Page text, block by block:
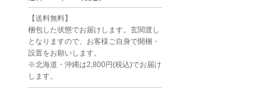
【送料無料】
梱包した状態でお届けします。玄関渡し
となりますので、お客様ご自身で開梱・
設置をお願いします。
※北海道・沖縄は2,800円(税込)でお届け
します。